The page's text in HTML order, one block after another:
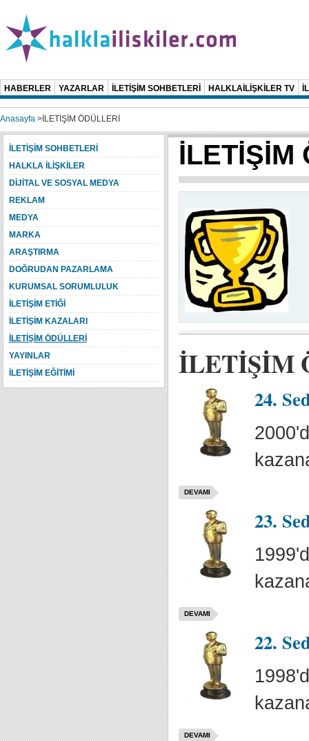
HABERLER YAZARLAR İLETİŞİM SOHBETLERİ HALKLAİLİŞKİLER TV
Anasayfa > İLETİŞİM ÖDÜLLERİ
İLETİŞİM
İLETİŞİM
24.
DEVAMI
23.
DEVAMI
22.
DEVAMI
İLETİŞİM SOHBETLERİ
HALKLA İLİŞKİLER
DİJİTAL VE SOSYAL MEDYA
REKLAM
MEDYA
MARKA
ARAŞTIRMA
DOĞRUDAN PAZARLAMA
KURUMSAL SORUMLULUK
İLETİŞİM ETİĞİ
İLETİŞİM KAZALARI
İLETİŞİM ÖDÜLLERİ
YAYINLAR
İLETİŞİM EĞİTİMİ